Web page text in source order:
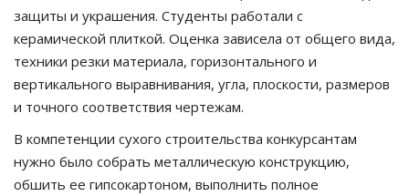
защиты и украшения. Студенты работали с
керамической плиткой. Оценка зависела от общего вида,
техники резки материала, горизонтального и
вертикального выравнивания, угла, плоскости, размеров
и точного соответствия чертежам.
В компетенции сухого строительства конкурсантам
нужно было собрать металлическую конструкцию,
обшить ее гипсокартоном, выполнить полное